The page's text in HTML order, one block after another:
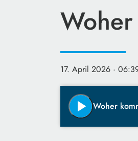
17. April 2026 ·
play_arrow Woher